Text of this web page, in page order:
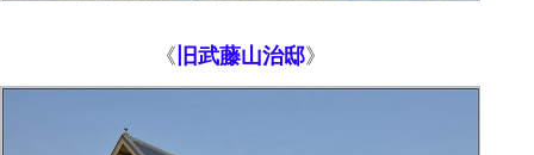
《 旧武藤山治邸》